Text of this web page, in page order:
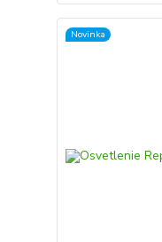
Novinka